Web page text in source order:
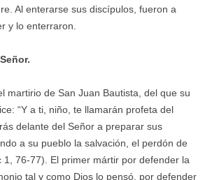
Al enterarse sus discípulos, fueron a
y lo enterraron.
martirio de San Juan Bautista, del que su
“Y a ti, niño, te llamarán profeta del
delante del Señor a preparar sus
a su pueblo la salvación, el perdón de
1, 76-77). El primer mártir por defender la
tal y como Dios lo pensó, por defender